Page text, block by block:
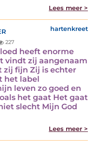
Lees meer >
hartenkreet
227
heeft enorme
vindt zij aangenaam
zij fijn Zij is echter
het label
leven zo goed en
het gaat Het gaat
slecht Mijn God
Lees meer >